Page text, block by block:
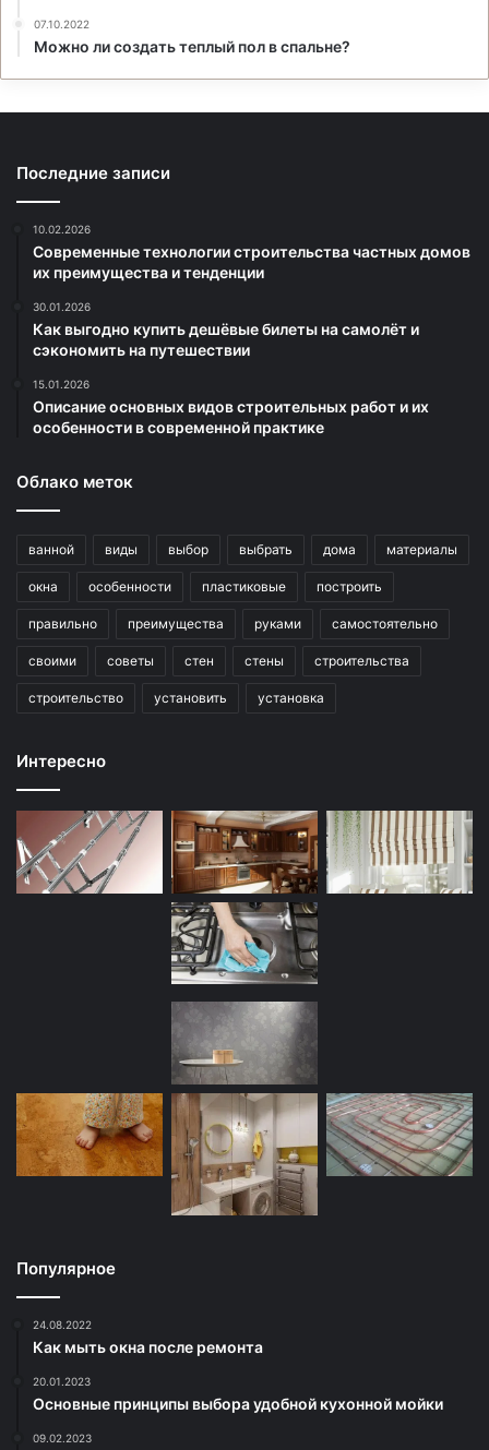
07.10.2022
Можно ли создать теплый пол в спальне?
Последние записи
10.02.2026
Современные технологии строительства частных домов
их преимущества и тенденции
30.01.2026
Как выгодно купить дешёвые билеты на самолёт и
сэкономить на путешествии
15.01.2026
Описание основных видов строительных работ и их
особенности в современной практике
Облако меток
ванной виды выбор выбрать дома материалы
окна особенности пластиковые построить
правильно преимущества руками самостоятельно
своими советы стен стены строительства
строительство установить установка
Интересно
Популярное
24.08.2022
Как мыть окна после ремонта
20.01.2023
Основные принципы выбора удобной кухонной мойки
09.02.2023